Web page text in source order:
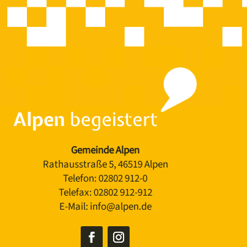
Gemeinde Alpen
Rathausstraße 5, 46519 Alpen
Telefon:02802 912-0
Telefax:02802 912-912
E-Mail: info@alpen.de